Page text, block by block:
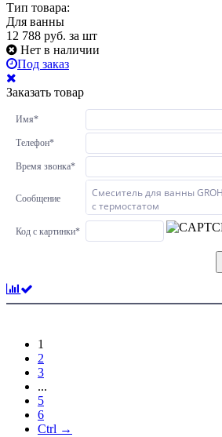
Тип товара:
Для ванны
12 788 руб. за шт
Нет в наличии
Под заказ
Заказать товар
Имя*
Телефон*
Время звонка*
Сообщение
Код с картинки*
1
2
3
...
5
6
Ctrl →